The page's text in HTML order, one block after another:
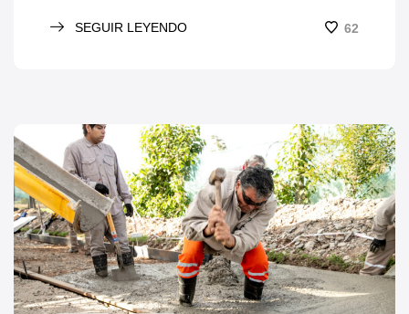
SEGUIR LEYENDO 62